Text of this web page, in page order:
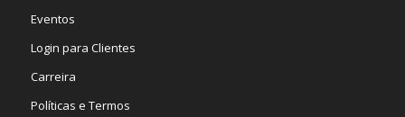
Eventos
Login para Clientes
Carreira
Políticas e Termos